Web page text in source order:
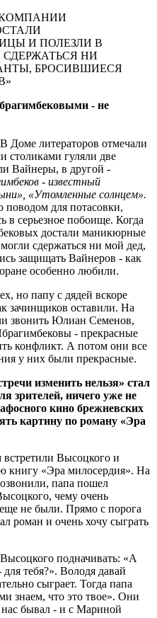
КОМПАНИИ
И ПОЛЕЗЛИ В
СДЕРЖАТЬСЯ НИ
БРОСИВШИЕСЯ
- не
Доме литераторов отмечали
столиками гуляли две
Вайнеры, в другой -
- известный
«Утомленные солнцем».
для потасовки,
в серьезное побоище. Когда
достали маникюрные
сдержаться ни мой дед,
защищать Вайнеров - как
особенно любили.
но папу с дядей вскоре
зачинщиков оставили. На
звонить Юлиан Семенов,
- прекрасные
конфликт. А потом они все
у них были прекрасные.
изменить нельзя» стал
зрителей, ничего уже не
кино брежневских
картину по роману «Эра
Высоцкого и
книгу «Эра милосердия». На
папа пошел
чему очень
не были. Прямо с порога
роман и очень хочу сыграть
подначивать: «А
тебя?». Володя давай
сыграет. Тогда папа
знаем, что это твое». Они
нас бывал - и с Мариной